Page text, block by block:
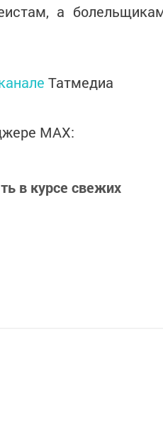
а
Татмедиа
MАХ:
в курсе свежих